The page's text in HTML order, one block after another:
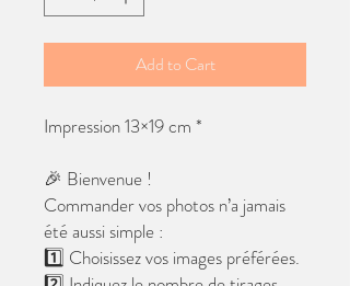
Add to Cart
Impression 13×19 cm *
🎉 Bienvenue !
Commander vos photos n’a jamais
été aussi simple :
1️⃣ Choisissez vos images préférées.